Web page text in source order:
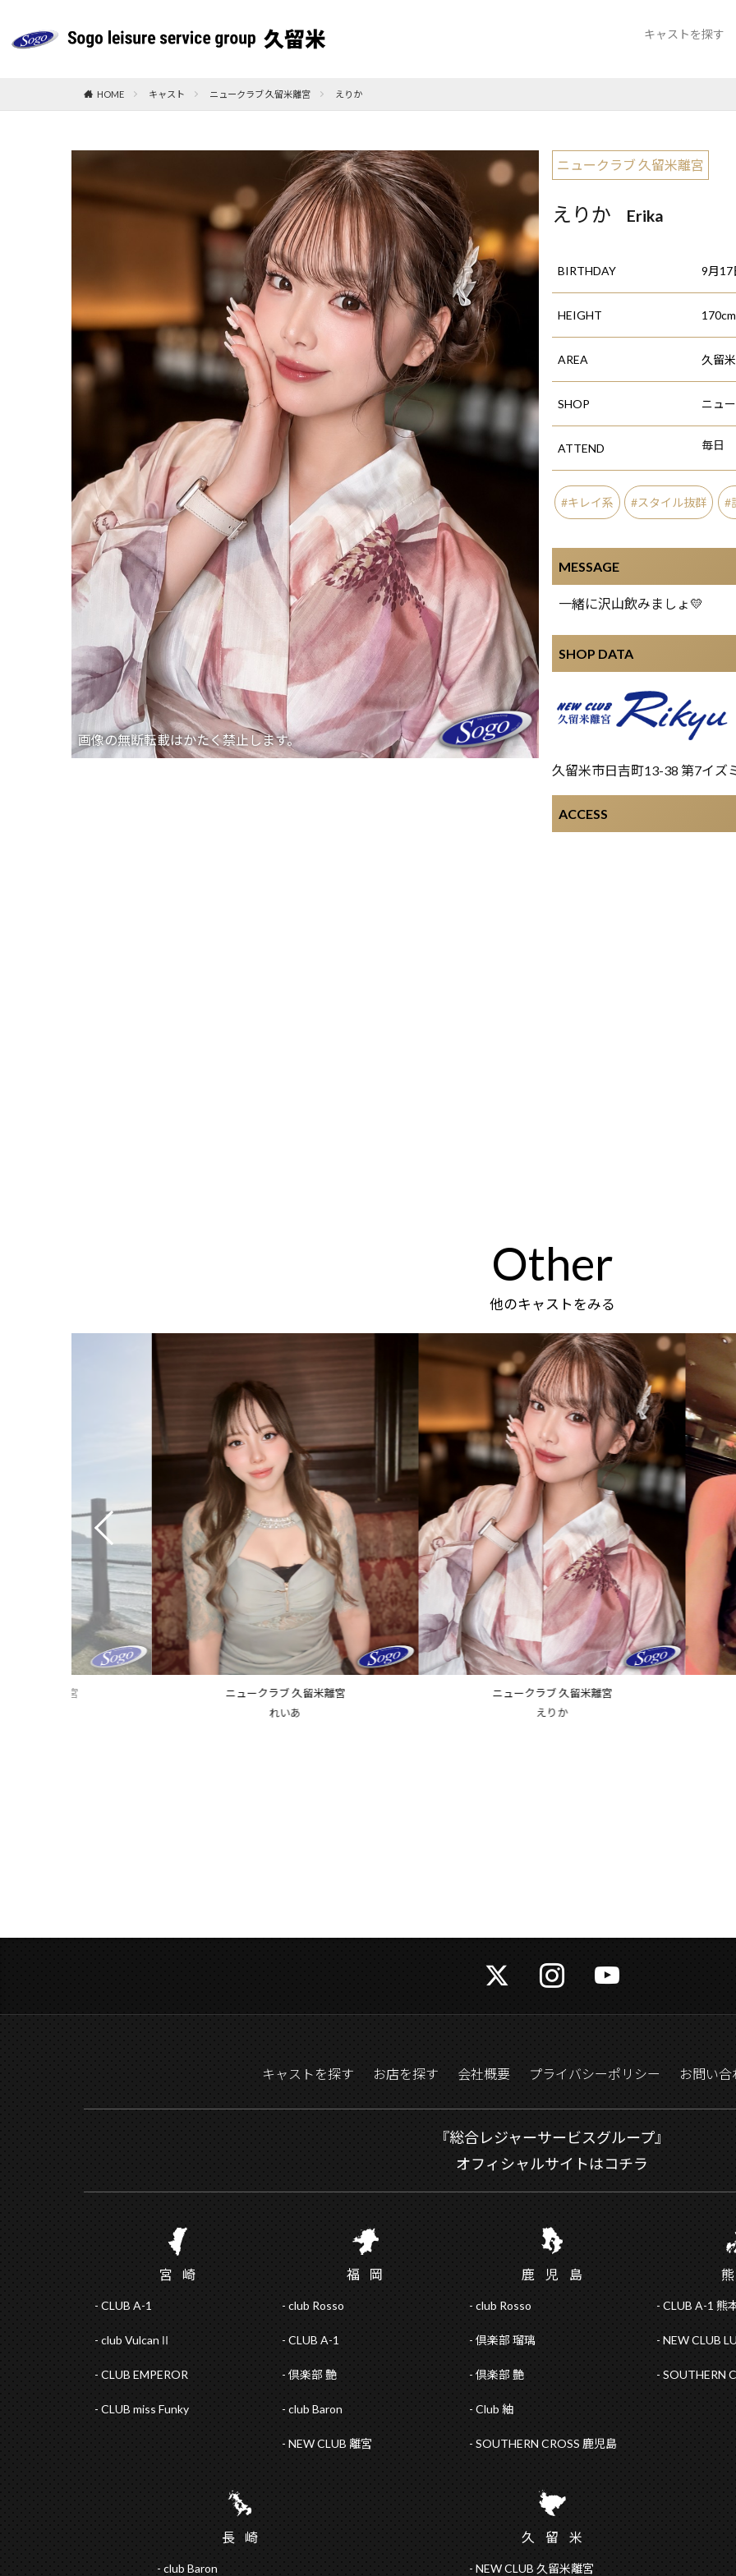
キャストを探す
HOME キャスト ニュークラブ 久留米離宮 えりか
ニュークラブ 久留米離宮
えりか Erika
BIRTHDAY 9月17
HEIGHT 170cm
AREA 久留米
SHOP ニュ
ATTEND 毎日
キレイ系 スタイル抜群
MESSAGE
一緒に沢山飲みましょ💛
SHOP DATA
久留米市日吉町13-38 第7イズ
ACCESS
Other
ブ 久留米離宮
ニュークラブ 久留米離宮
えりか
ニュークラブ 久留米離宮
のん
キャストを探す お店を探す 会社概要 プライバシーポリシー お問い合
『総合レジャーサービスグループ』
オフィシャルサイトはコチラ
宮 崎
CLUB A-1
club VulcanⅡ
CLUB EMPEROR
CLUB miss Funky
福 岡
club Rosso
CLUB A-1
倶楽部 艶
club Baron
NEW CLUB 離宮
鹿児 島
club Rosso
倶楽部 瑠璃
倶楽部 艶
Club 紬
SOUTHERN CROSS 鹿児島
CLUB A-1 熊
NEW CLUB
SOUTHERN
長 崎
club Baron
久留 米
NEW CLUB 久留米離宮